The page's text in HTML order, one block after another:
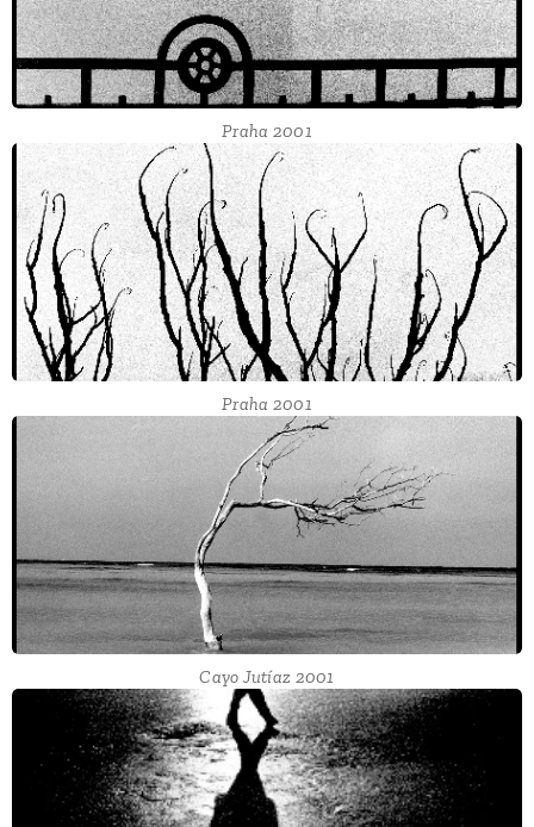
Praha 2001
Praha 2001
Cayo Jutíaz 2001